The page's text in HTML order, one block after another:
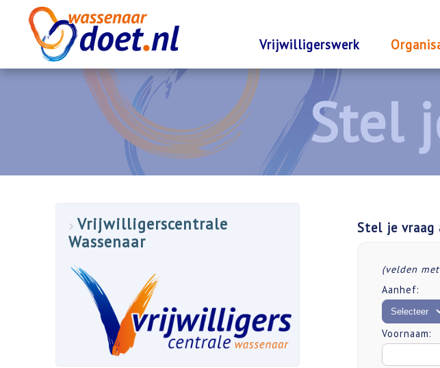
Vrijwilligerswerk
Vrijwilligerscentrale
Wassenaar
Stel je vraag
(velden
Aanhef:
Voornaam: